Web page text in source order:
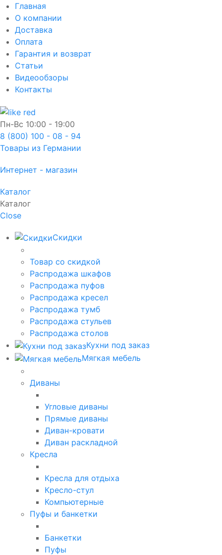
Главная
О компании
Доставка
Оплата
Гарантия и возврат
Статьи
Видеообзоры
Контакты
Пн-Вс 10:00 - 19:00
8 (800) 100 - 08 - 94
Товары из Германии
Интернет - магазин
Каталог
Каталог
Close
Скидки
Товар со скидкой
Распродажа шкафов
Распродажа пуфов
Распродажа кресел
Распродажа тумб
Распродажа стульев
Распродажа столов
Кухни под заказ
Мягкая мебель
Диваны
Угловые диваны
Прямые диваны
Диван-кровати
Диван раскладной
Кресла
Кресла для отдыха
Кресло-стул
Компьютерные
Пуфы и банкетки
Банкетки
Пуфы